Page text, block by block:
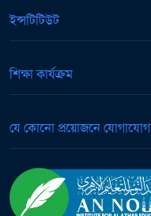
ইন্সটিটিউট
শিক্ষা কার্যক্রম
যে কোনো প্রয়োজনে যোগাযোগ